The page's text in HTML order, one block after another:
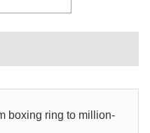
boxing ring to million-